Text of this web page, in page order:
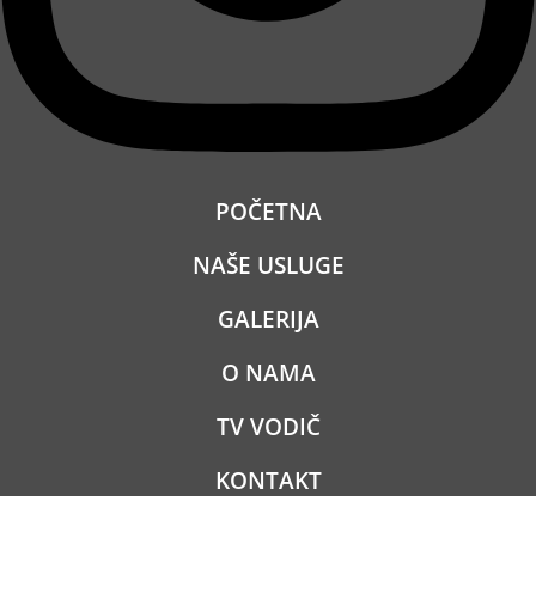
POČETNA
NAŠE USLUGE
GALERIJA
O NAMA
TV VODIČ
KONTAKT